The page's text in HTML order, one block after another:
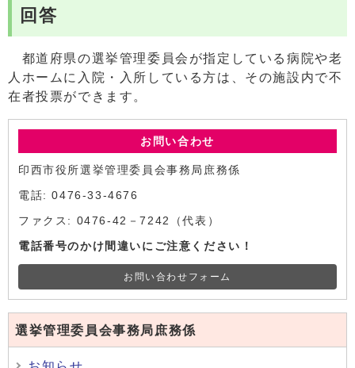
回答
都道府県の選挙管理委員会が指定している病院や老
人ホームに入院・入所している方は、その施設内で不
在者投票ができます。
お問い合わせ
印西市役所選挙管理委員会事務局庶務係
電話: 0476-33-4676
ファクス: 0476-42－7242（代表）
電話番号のかけ間違いにご注意ください！
お問い合わせフォーム
選挙管理委員会事務局庶務係